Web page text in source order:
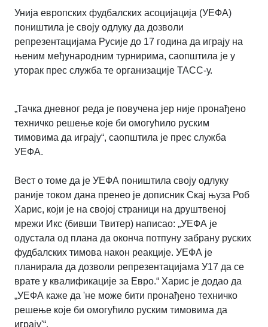
Унија европских фудбалских асоцијација (УЕФА)
поништила је своју одлуку да дозволи
репрезентацијама Русије до 17 година да играју на
њеним међународним турнирима, саопштила је у
уторак прес служба те организације ТАСС-у.
„Тачка дневног реда је повучена јер није пронађено
техничко решење које би омогућило руским
тимовима да играју“, саопштила је прес служба
УЕФА.
Вест о томе да је УЕФА поништила своју одлуку
раније током дана пренео је дописник Скај њуза Роб
Харис, који је на својој страници на друштвеној
мрежи Икс (бивши Твитер) написао: „УЕФА је
одустала од плана да оконча потпуну забрану руских
фудбалских тимова након реакције. УЕФА је
планирала да дозволи репрезентацијама У17 да се
врате у квалификације за Евро.“ Харис је додао да
„УЕФА каже да 'не може бити пронађено техничко
решење које би омогућило руским тимовима да
играју'“.